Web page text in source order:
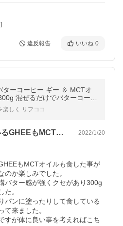
違反報告 いいね 0
ターコーヒー ギー ＆ MCTオ
混ぜるだけでバターコーヒ
オイル 送料無料
楽しく リフココ
るGHEEもMCT… 2022/1/20
もMCTオイルも食した事が
のか楽しみでした。
バター感が強くクセがあり300g
。
パンに塗ったりして食している
て来ました。
すが体に良い事を考えればこち